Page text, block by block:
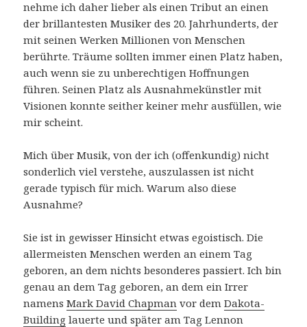
nehme ich daher lieber als einen Tribut an einen
der brillantesten Musiker des 20. Jahrhunderts, der
mit seinen Werken Millionen von Menschen
berührte. Träume sollten immer einen Platz haben,
auch wenn sie zu unberechtigen Hoffnungen
führen. Seinen Platz als Ausnahmekünstler mit
Visionen konnte seither keiner mehr ausfüllen, wie
mir scheint.
Mich über Musik, von der ich (offenkundig) nicht
sonderlich viel verstehe, auszulassen ist nicht
gerade typisch für mich. Warum also diese
Ausnahme?
Sie ist in gewisser Hinsicht etwas egoistisch. Die
allermeisten Menschen werden an einem Tag
geboren, an dem nichts besonderes passiert. Ich bin
genau an dem Tag geboren, an dem ein Irrer
namensMark David Chapman vor demDakota-
Building lauerte und später am Tag Lennon